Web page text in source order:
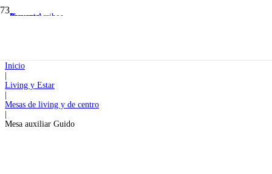
Inicio
Living y Estar
Mesas de living y de centro
Mesa auxiliar Guido
Preventa
Preventa
Nuevos Arribos
Preventa